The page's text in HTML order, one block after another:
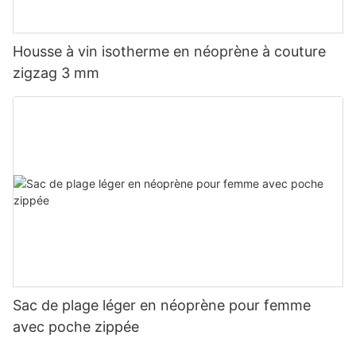
Housse à vin isotherme en néoprène à couture
zigzag 3 mm
Sac de plage léger en néoprène pour femme
avec poche zippée